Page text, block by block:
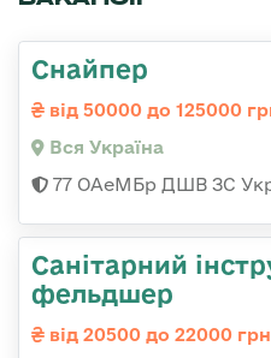
Снайпер
від 50000 до 125000
Вся Україна
77 ОАеМБр ДШВ ЗС
Санітарний
фельдшер
від 20500 до 22000 грн